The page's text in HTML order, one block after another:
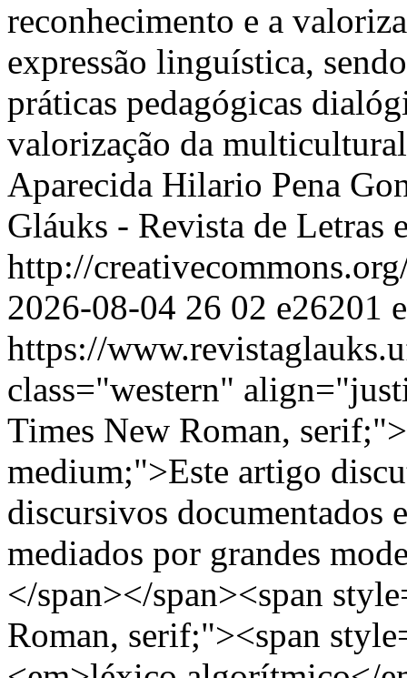
reconhecimento e a
expressão linguística,
práticas pedagógicas
valorização da
Aparecida Hilario Pena
Gláuks - Revista de Letras
http://
2026-08-04 26 02 e26201
https://
class="western"
Times New Roman,
medium;">Este artigo
discursivos documentados
mediados por grandes
</span></span><span
Roman, serif;"><span